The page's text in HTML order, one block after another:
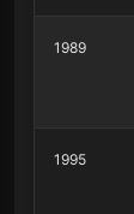
1989
1995